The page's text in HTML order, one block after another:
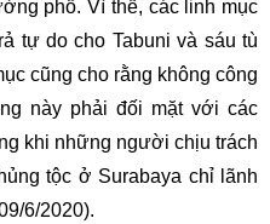
phố. Vì thế, các linh mục
tự do cho Tabuni và sáu tù
cũng cho rằng không công
này phải đối mặt với các
khi những người chịu trách
tộc ở Surabaya chỉ lãnh
6/2020).